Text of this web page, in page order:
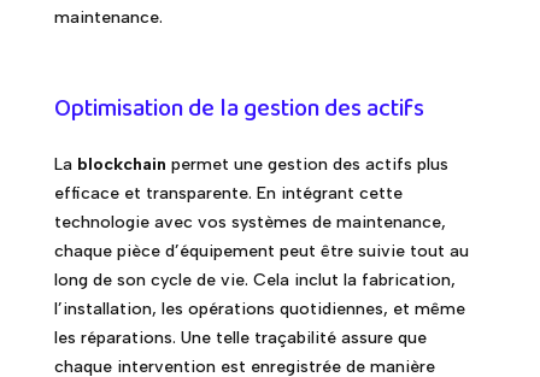
maintenance.
Optimisation de la gestion des actifs
La blockchain permet une gestion des actifs plus
efficace et transparente. En intégrant cette
technologie avec vos systèmes de maintenance,
chaque pièce d’équipement peut être suivie tout au
long de son cycle de vie. Cela inclut la fabrication,
l’installation, les opérations quotidiennes, et même
les réparations. Une telle traçabilité assure que
chaque intervention est enregistrée de manière